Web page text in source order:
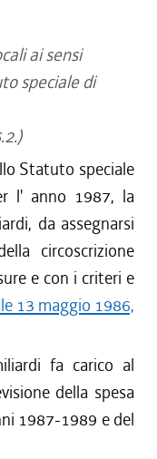
ai sensi
speciale di
Statuto speciale
l' anno 1987, la
da assegnarsi
circoscrizione
e con i criteri e
13 maggio 1986,
fa carico al
della spesa
1987-1989 e del